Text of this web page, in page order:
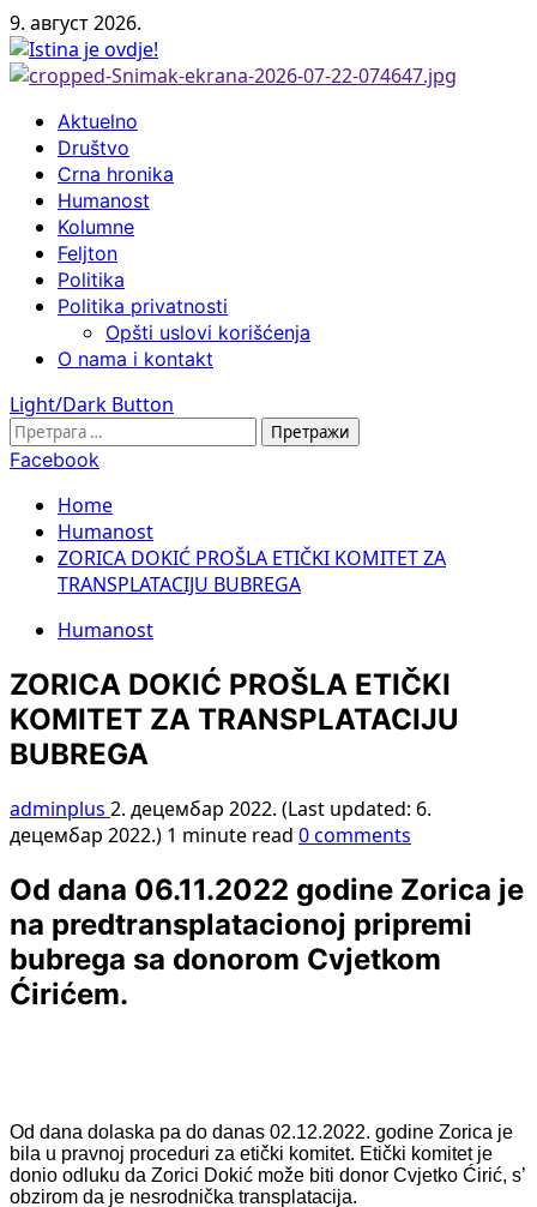
Skip
to
content
9. август 2026.
Primary
Menu
Aktuelno
Društvo
Crna hronika
Humanost
Kolumne
Feljton
Politika
Politika privatnosti
Opšti uslovi korišćenja
O nama i kontakt
Light/Dark Button
Претрага
за:
Facebook
Home
Humanost
ZORICA DOKIĆ PROŠLA ETIČKI KOMITET ZA
TRANSPLATACIJU BUBREGA
Humanost
ZORICA DOKIĆ PROŠLA ETIČKI
KOMITET ZA TRANSPLATACIJU
BUBREGA
adminplus 2. децембар 2022. (Last updated: 6.
децембар 2022.) 1 minute read 0 comments
Od dana 06.11.2022 godine Zorica je
na predtransplatacionoj pripremi
bubrega sa donorom Cvjetkom
Ćirićem.
Od dana dolaska pa do danas 02.12.2022. godine Zorica je
bila u pravnoj proceduri za etički komitet. Etički komitet je
donio odluku da Zorici Dokić može biti donor Cvjetko Ćirić, s’
obzirom da je nesrodnička transplatacija.